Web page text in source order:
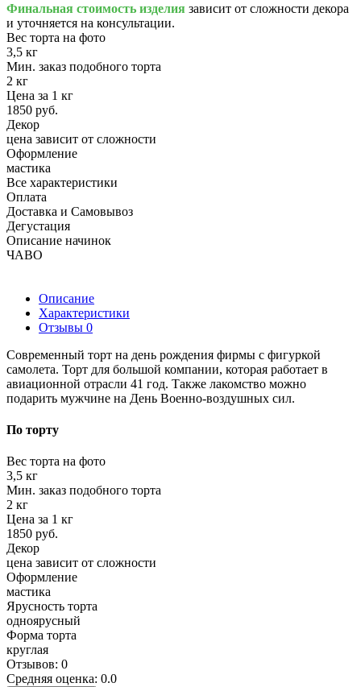
Финальная стоимость изделия зависит от сложности декора
и уточняется на консультации.
Вес торта на фото
3,5 кг
Мин. заказ подобного торта
2 кг
Цена за 1 кг
1850 руб.
Декор
цена зависит от сложности
Оформление
мастика
Все характеристики
Оплата
Доставка и Самовывоз
Дегустация
Описание начинок
ЧАВО
Описание
Характеристики
Отзывы 0
Современный торт на день рождения фирмы с фигуркой
самолета. Торт для большой компании, которая работает в
авиационной отрасли 41 год. Также лакомство можно
подарить мужчине на День Военно-воздушных сил.
По торту
Вес торта на фото
3,5 кг
Мин. заказ подобного торта
2 кг
Цена за 1 кг
1850 руб.
Декор
цена зависит от сложности
Оформление
мастика
Ярусность торта
одноярусный
Форма торта
круглая
Отзывов: 0
Средняя оценка: 0.0